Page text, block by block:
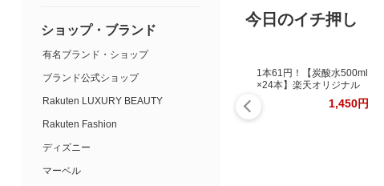
今日のイチ押し
1本61円！【炭酸水500ml
×24本】楽天オリジナル
1,450円
ショップ・ブランド
有名ブランド・ショップ
ブランド公式ショップ
Rakuten LUXURY BEAUTY
Rakuten Fashion
ディズニー
マーベル